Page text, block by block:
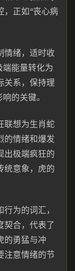
，正如“丧心病
情绪，适时收
端能量转化为
关系，保持理
的关键。
联想为生肖蛇
的情绪和爆发
出极端疯狂的
统意象，虎的
为的词汇，
契合，代表了
的勇猛与冲
注意情绪的节